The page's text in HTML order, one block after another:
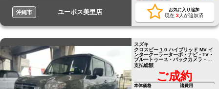
沖縄市 ユーポス美里店 お気に入り追加
現在 3人が追加済
スズキ
クロスビー 1.0 ハイブリッド MV イ
ンタークーラーターボ・ナビ・TV・
ブルートゥース・バックカメラ・デ
ュアルカメラブレーキサポート
支払総額
ご成約
本体価格 諸費用